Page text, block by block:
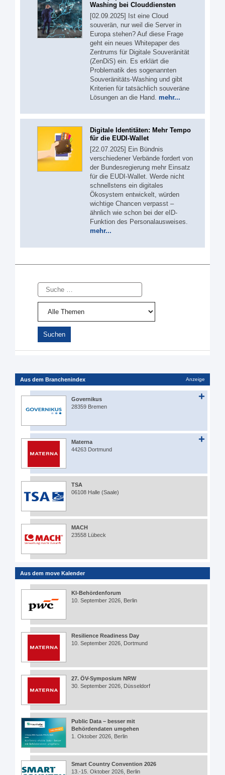
Washing bei Clouddiensten
[02.09.2025] Ist eine Cloud
souverän, nur weil die Server in
Europa stehen? Auf diese Frage
geht ein neues Whitepaper des
Zentrums für Digitale Souveränität
(ZenDiS) ein. Es erklärt die
Problematik des sogenannten
Souveränitäts-Washing und gibt
Kriterien für tatsächlich souveräne
Lösungen an die Hand. mehr...
Digitale Identitäten: Mehr Tempo
für die EUDI-Wallet
[22.07.2025] Ein Bündnis
verschiedener Verbände fordert von
der Bundesregierung mehr Einsatz
für die EUDI-Wallet. Werde nicht
schnellstens ein digitales
Ökosystem entwickelt, würden
wichtige Chancen verpasst –
ähnlich wie schon bei der eID-
Funktion des Personalausweises.
mehr...
Suche
Aus dem Branchenindex Anzeige
Governikus
28359 Bremen
Materna
44263 Dortmund
TSA
06108 Halle (Saale)
MACH
23558 Lübeck
Aus dem move Kalender
KI-Behördenforum
10. September 2026, Berlin
Resilience Readiness Day
10. September 2026, Dortmund
27. ÖV-Symposium NRW
30. September 2026, Düsseldorf
Public Data – besser mit
Behördendaten umgehen
1. Oktober 2026, Berlin
Smart Country Convention 2026
13.-15. Oktober 2026, Berlin